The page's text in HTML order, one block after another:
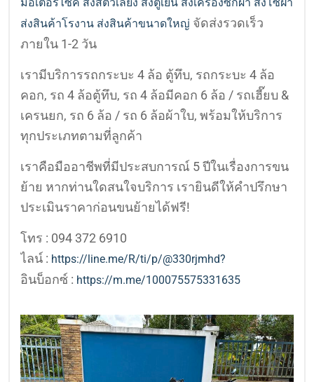
ส่งสินค้าโรงาน ส่งสินค้าขนาดใหญ่ จัดส่งรวดเร็ว
ภายใน 1-2 วัน
เรามีบริการรถกระบะ 4 ล้อ ตู้ทึบ, รถกระบะ 4 ล้อ
คอก, รถ 4 ล้อตู้ทึบ, รถ 4 ล้อมีคอก 6 ล้อ / รถเฮี๊ยบ &
เครนยก, รถ 6 ล้อ / รถ 6 ล้อผ้าใบ, พร้อมให้บริการ
ทุกประเภทตามที่ลูกค้า
เราคือมืออาชีพที่มีประสบการณ์ 5 ปีในเรื่องการขน
ย้าย หากท่านใดสนใจบริการ เรายินดีให้คำปรึกษา
ประเมินราคาก่อนขนย้ายได้ฟรี!
โทร : 094 372 6910
ไลน์ : https://line.me/R/ti/p/@330rjmhd?
อินบ็อกซ์ : https://m.me/100075575331635